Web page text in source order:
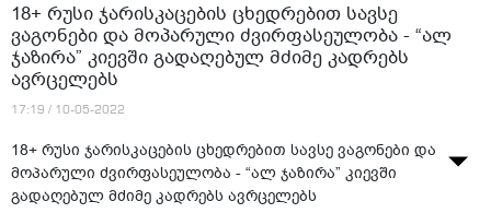
18+ რუსი ჯარისკაცების ცხედრებით სავსე
ვაგონები და მოპარული ძვირფასეულობა - “ალ
ჯაზირა” კიევში გადაღებულ მძიმე კადრებს
ავრცელებს
17:19 / 10-05-2022
18+ რუსი ჯარისკაცების ცხედრებით სავსე ვაგონები და
მოპარული ძვირფასეულობა - “ალ ჯაზირა” კიევში
გადაღებულ მძიმე კადრებს ავრცელებს